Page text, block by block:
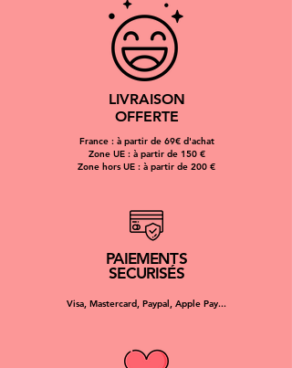
1 à 5 jours par Mondial relay
48 à 72h par Colissimo
Estimation des frais d'expédition :
4,50 par Mondial Relay
5,99 par Colissimo
en fonction de la commande.
Rappel : chaque produit est
LIVRAISON
OFFERTE
France : à partir de 69€ d'achat
Zone UE : à partir de 150 €
Zone hors UE : à partir de 200 €
PAIEMENTS
SECURISÉS
Visa, Mastercard, Paypal, Apple Pay...